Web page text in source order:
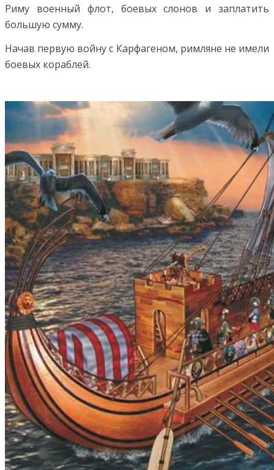
Риму военный флот, боевых слонов и заплатить
большую сумму.
Начав первую войну с Карфагеном, римляне не имели
боевых кораблей.